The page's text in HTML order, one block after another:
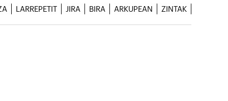
LARREPETIT JIRA BIRA ARKUPEAN ZINTAK